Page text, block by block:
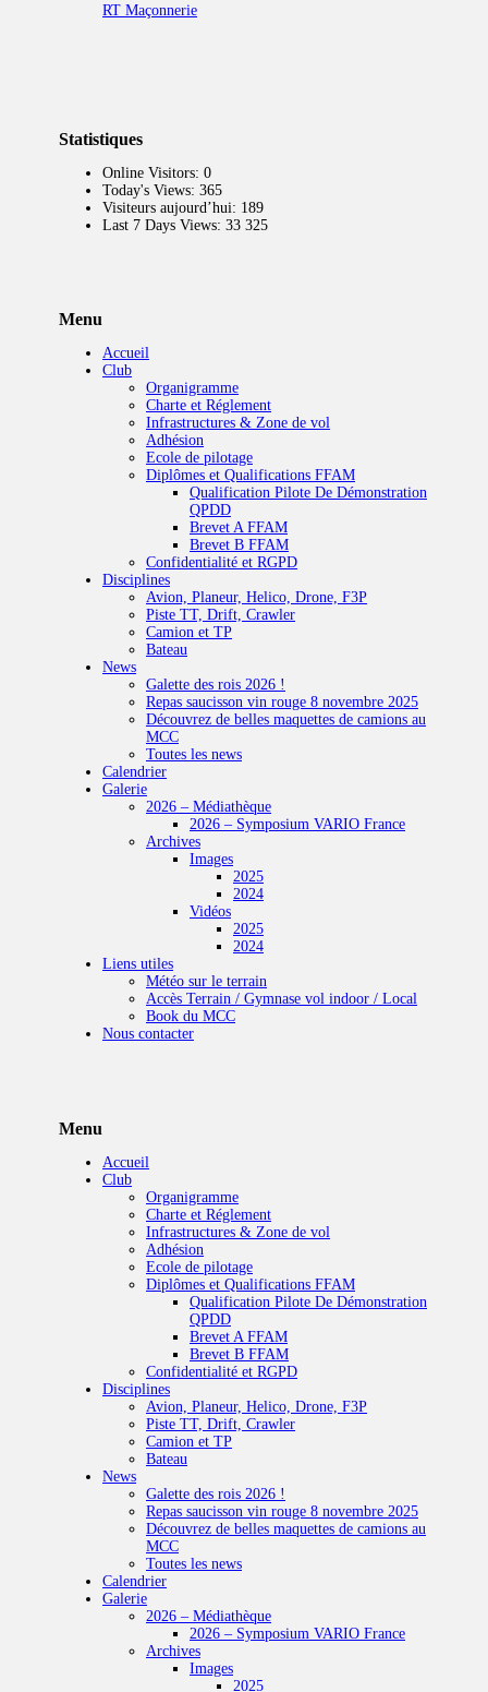
RT Maçonnerie
Statistiques
Online Visitors: 0
Today's Views: 365
Visiteurs aujourd’hui: 189
Last 7 Days Views: 33 325
Menu
Accueil
Club
Organigramme
Charte et Réglement
Infrastructures & Zone de vol
Adhésion
Ecole de pilotage
Diplômes et Qualifications FFAM
Qualification Pilote De Démonstration
QPDD
Brevet A FFAM
Brevet B FFAM
Confidentialité et RGPD
Disciplines
Avion, Planeur, Helico, Drone, F3P
Piste TT, Drift, Crawler
Camion et TP
Bateau
News
Galette des rois 2026 !
Repas saucisson vin rouge 8 novembre 2025
Découvrez de belles maquettes de camions au
MCC
Toutes les news
Calendrier
Galerie
2026 – Médiathèque
2026 – Symposium VARIO France
Archives
Images
2025
2024
Vidéos
2025
2024
Liens utiles
Météo sur le terrain
Accès Terrain / Gymnase vol indoor / Local
Book du MCC
Nous contacter
Menu
Accueil
Club
Organigramme
Charte et Réglement
Infrastructures & Zone de vol
Adhésion
Ecole de pilotage
Diplômes et Qualifications FFAM
Qualification Pilote De Démonstration
QPDD
Brevet A FFAM
Brevet B FFAM
Confidentialité et RGPD
Disciplines
Avion, Planeur, Helico, Drone, F3P
Piste TT, Drift, Crawler
Camion et TP
Bateau
News
Galette des rois 2026 !
Repas saucisson vin rouge 8 novembre 2025
Découvrez de belles maquettes de camions au
MCC
Toutes les news
Calendrier
Galerie
2026 – Médiathèque
2026 – Symposium VARIO France
Archives
Images
2025